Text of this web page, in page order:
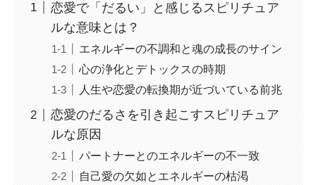
恋愛で「だるい」と感じるスピリチュア
ルな意味とは？
エネルギーの不調和と魂の成長のサイン
心の浄化とデトックスの時期
人生や恋愛の転換期が近づいている前兆
恋愛のだるさを引き起こすスピリチュア
ルな原因
パートナーとのエネルギーの不一致
自己愛の欠如とエネルギーの枯渇